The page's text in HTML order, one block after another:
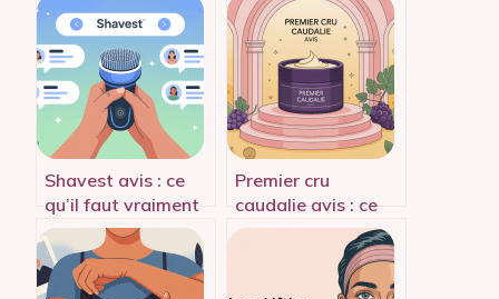
Shavest avis : ce
qu’il faut vraiment
savoir avant
d’acheter
Premier cru
caudalie avis : ce
qu’il faut vraiment